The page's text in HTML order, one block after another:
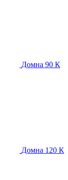
Домна 90 К
Домна 120 К